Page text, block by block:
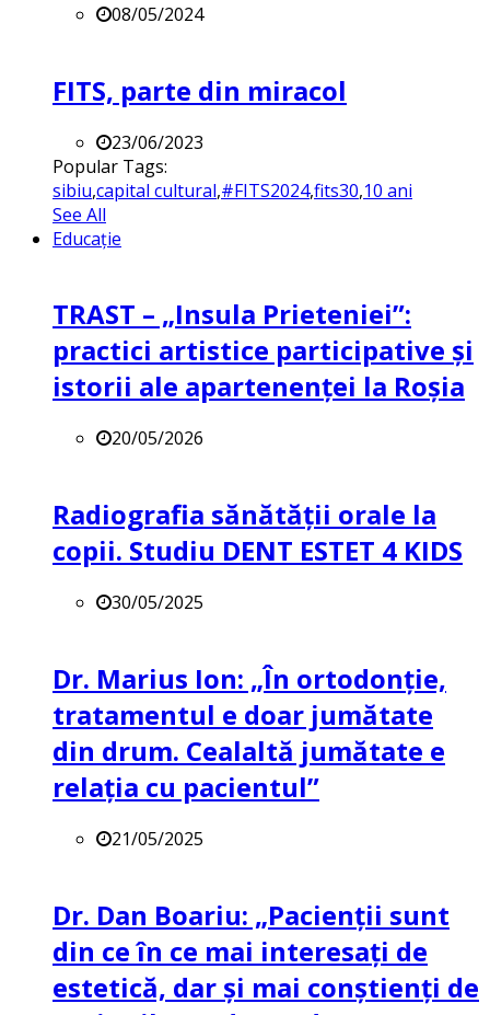
08/05/2024
FITS, parte din miracol
23/06/2023
Popular Tags:
sibiu,capital cultural,#FITS2024,fits30,10 ani
See All
Educație
TRAST – „Insula Prieteniei”:
practici artistice participative și
istorii ale apartenenței la Roșia
20/05/2026
Radiografia sănătății orale la
copii. Studiu DENT ESTET 4 KIDS
30/05/2025
Dr. Marius Ion: „În ortodonție,
tratamentul e doar jumătate
din drum. Cealaltă jumătate e
relația cu pacientul”
21/05/2025
Dr. Dan Boariu: „Pacienții sunt
din ce în ce mai interesați de
estetică, dar și mai conștienți de